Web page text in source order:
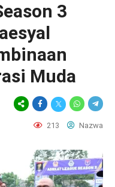
3
Muda
213 Nazwa